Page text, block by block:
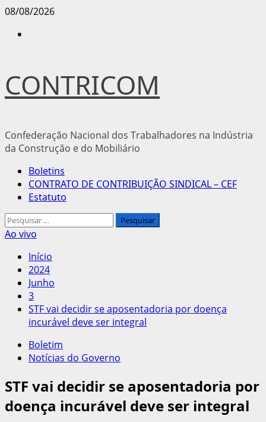
Avançar
08/08/2026
CONTRICOM
Confederação Nacional dos Trabalhadores na Indústria
da Construção e do Mobiliário
Menu
principal
Boletins
CONTRATO DE CONTRIBUIÇÃO SINDICAL – CEF
Estatuto
Pesquisar
por:
Ao vivo
Início
2024
Junho
3
STF vai decidir se aposentadoria por doença
incurável deve ser integral
Boletim
Notícias do Governo
STF vai decidir se aposentadoria por
doença incurável deve ser integral